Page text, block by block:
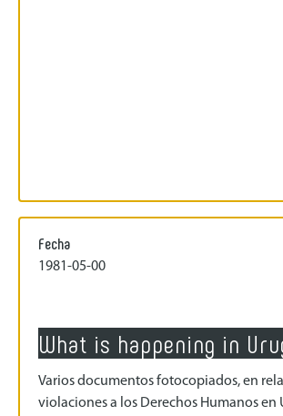
Fecha
1981-05-00
What is happening in
Varios documentos fotocopiados, en
violaciones a los Derechos Humanos en